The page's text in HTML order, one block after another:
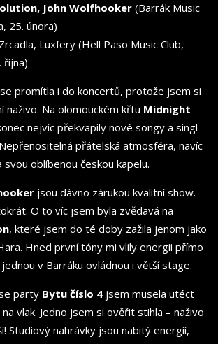
John Wolfhooker (Barrák Music
25. února)
Luxfery (Hell Paso Music Club,
října)
promítla i do koncertů, protože jsem si
naživo. Na olomouckém křtu Midnight
nejvíc překvapily nové songy a singl
přátelská atmosféra, navíc
svou oblíbenou českou kapelu.
jsou dávno zárukou kvalitní show.
O to víc jsem byla zvědavá na
, které jsem do té doby zažila jenom jako
Hned první tóny mi vlily energii přímo
v Barráku ovládnou i větší stage.
party Bytu číslo 4 jsem musela utéct
vlak. Jedno jsem si ověřit stihla – naživo
Studiový nahrávky jsou nabitý energií,